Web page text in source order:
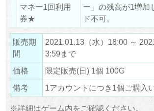
マネー1回利用
券★
ー」の残高が1増加
ド不可。
販売期
間
2021.01.13（水）18:00 ～
3:59まで
価格
限定販売(日) 1個 100G
備考
1アカウントにつき1個ご購入
※詳細はゲーム内をご確認ください。